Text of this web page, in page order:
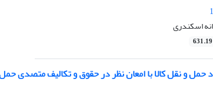
اسکندری
و نقل کالا با امعان نظر در حقوق و تکالیف متصدی